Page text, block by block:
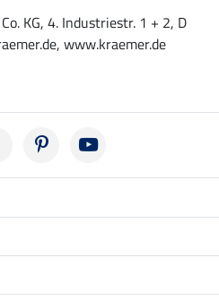
KG, 4. Industriestr. 1 + 2, D
www.kraemer.de